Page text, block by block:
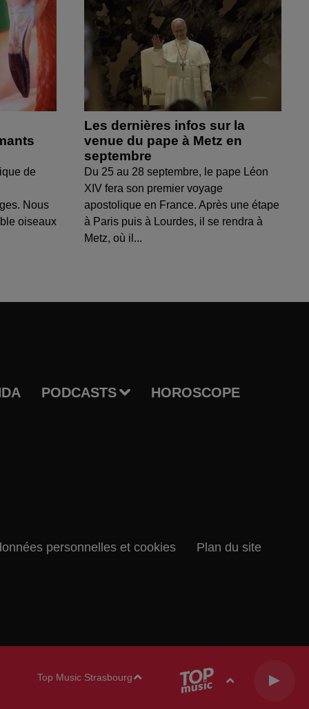
de
Nous
oiseaux
Les dernières infos sur la
venue du pape à Metz en
septembre
Du 25 au 28 septembre, le pape Léon
XIV fera son premier voyage
apostolique en France. Après une étape
à Paris puis à Lourdes, il se rendra à
Metz, où il...
PODCASTS HOROSCOPE
Top Music Strasbourg
personnelles et cookies Plan du site